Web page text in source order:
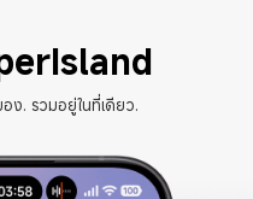
. รวมอยู่ในที่เดียว.